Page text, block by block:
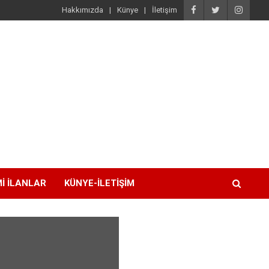
Hakkımızda Künye İletişim
İLANLAR KÜNYE-İLETIŞIM